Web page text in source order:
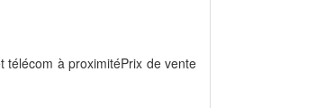
télécom à proximitéPrix de vente